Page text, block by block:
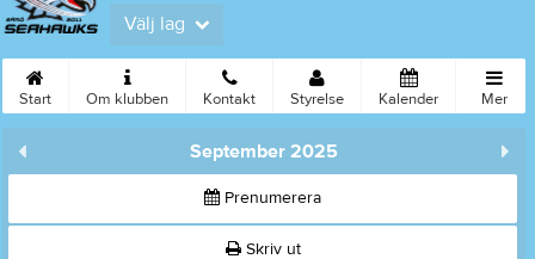
Välj lag
Start Om klubben Kontakt Styrelse Kalender Mer
September 2025
Prenumerera
Skriv ut